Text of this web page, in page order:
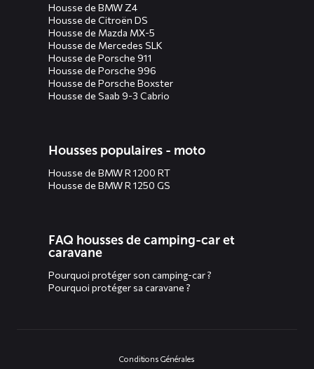
Housse de BMW Z4
Housse de Citroën DS
Housse de Mazda MX-5
Housse de Mercedes SLK
Housse de Porsche 911
Housse de Porsche 996
Housse de Porsche Boxster
Housse de Saab 9-3 Cabrio
Housses populaires - moto
Housse de BMW R 1200 RT
Housse de BMW R 1250 GS
FAQ housses de camping-car et
caravane
Pourquoi protéger son camping-car ?
Pourquoi protéger sa caravane ?
Conditions Générales